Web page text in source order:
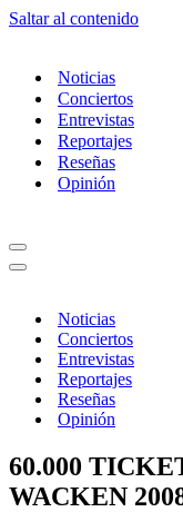
Saltar al contenido
Noticias
Conciertos
Entrevistas
Reportajes
Reseñas
Opinión
Menú
de
Menú
Noticias
Conciertos
Entrevistas
Reportajes
Reseñas
Opinión
60.000
WACKEN